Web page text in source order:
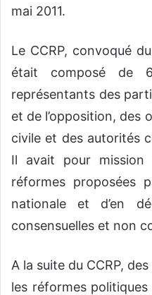
mai 2011.
Le CCRP, convoqué
était composé de
représentants des
et de l’opposition, des
civile et des autorités
Il avait pour mission
réformes proposées
nationale et d’en
consensuelles et non
A la suite du CCRP,
les réformes